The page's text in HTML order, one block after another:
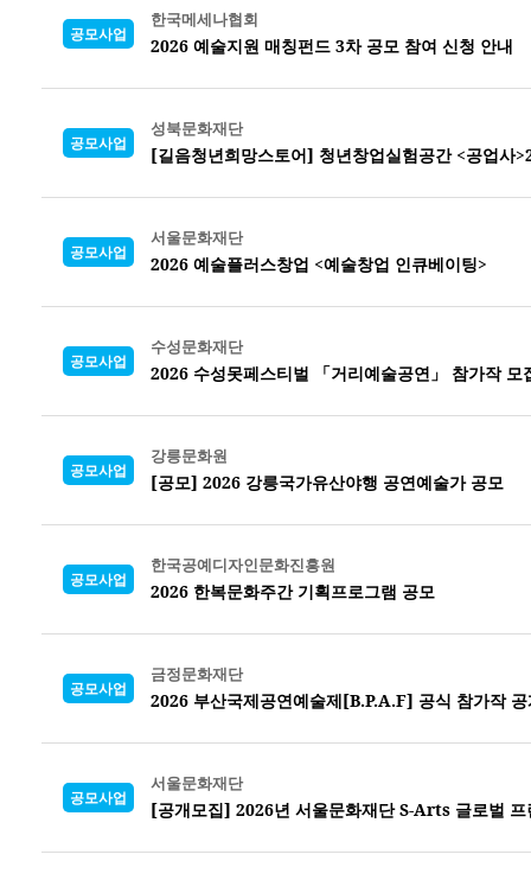
공모사업
한국메세나협회
2026 예술지원 매칭펀드 3차 공모 참여 신청 안내
공모사업
성북문화재단
[길음청년희망스토어] 청년창업실험공간 <공업사
공모사업
서울문화재단
2026 예술플러스창업 <예술창업 인큐베이팅>
공모사업
수성문화재단
2026 수성못페스티벌 「거리예술공연」 참가작 모
공모사업
강릉문화원
[공모] 2026 강릉국가유산야행 공연예술가 공모
공모사업
한국공예디자인문화진흥원
2026 한복문화주간 기획프로그램 공모
공모사업
금정문화재단
2026 부산국제공연예술제[B.P.A.F] 공식 참가작
공모사업
서울문화재단
[공개모집] 2026년 서울문화재단 S-Arts 글로벌 프